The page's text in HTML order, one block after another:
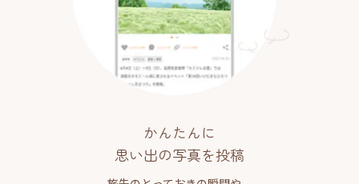
かんたんに
思い出の写真を投稿